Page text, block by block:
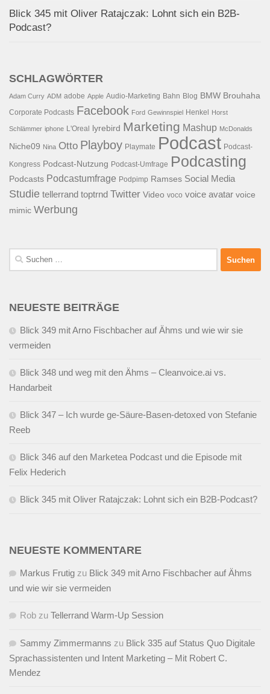
Blick 345 mit Oliver Ratajczak: Lohnt sich ein B2B-
Podcast?
SCHLAGWÖRTER
Adam Curry ADM adobe Apple Audio-Marketing Bahn Blog BMW Brouhaha
Corporate Podcasts Facebook Ford Gewinnspiel Henkel Horst
Schlämmer iphone L'Oreal lyrebird Marketing Mashup McDonalds
Niche09 Nina Otto Playboy Playmate Podcast Podcast-
Kongress Podcast-Nutzung Podcast-Umfrage Podcasting
Podcasts Podcastumfrage Podpimp Ramses Social Media
Studie tellerrand toptrnd Twitter Video voco voice avatar voice
mimic Werbung
Suchen
nach:
NEUESTE BEITRÄGE
Blick 349 mit Arno Fischbacher auf Ähms und wie wir sie
vermeiden
Blick 348 und weg mit den Ähms – Cleanvoice.ai vs.
Handarbeit
Blick 347 – Ich wurde ge-Säure-Basen-detoxed von Stefanie
Reeb
Blick 346 auf den Marketea Podcast und die Episode mit
Felix Hederich
Blick 345 mit Oliver Ratajczak: Lohnt sich ein B2B-Podcast?
NEUESTE KOMMENTARE
Markus Frutig zu Blick 349 mit Arno Fischbacher auf Ähms
und wie wir sie vermeiden
Rob zu Tellerrand Warm-Up Session
Sammy Zimmermanns zu Blick 335 auf Status Quo Digitale
Sprachassistenten und Intent Marketing – Mit Robert C.
Mendez